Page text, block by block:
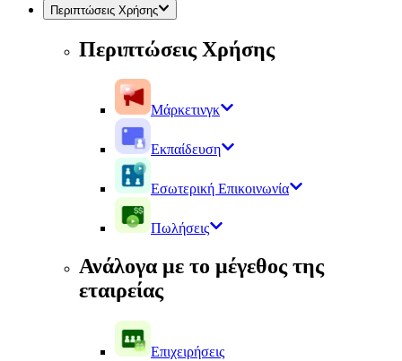
Περιπτώσεις Χρήσης
Περιπτώσεις Χρήσης
Μάρκετινγκ
Εκπαίδευση
Εσωτερική Επικοινωνία
Πωλήσεις
Ανάλογα με το μέγεθος της
εταιρείας
Επιχειρήσεις